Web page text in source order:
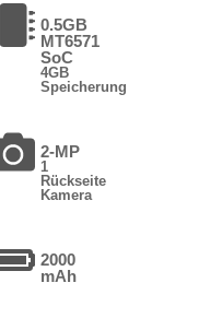
0.5GB
MT6571
SoC
4GB
Speicherung
2-MP
1
Rückseite
Kamera
2000
mAh